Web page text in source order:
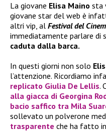
La giovane Elisa Maino sta
giovane star del web è
altri vip, al Festival del
immediatamente parlare di
caduta dalla barca.
In questi giorni non solo
l’attenzione. Ricordiamo
replicato Giulia De Lellis.
alla giacca di Georgina
bacio saffico tra Mila
sollevato un polverone
trasparente che ha fatto